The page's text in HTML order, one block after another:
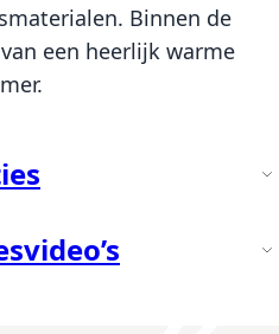
Binnen de
een heerlijk warme